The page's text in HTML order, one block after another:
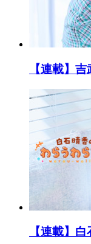
【連載】
【連載】